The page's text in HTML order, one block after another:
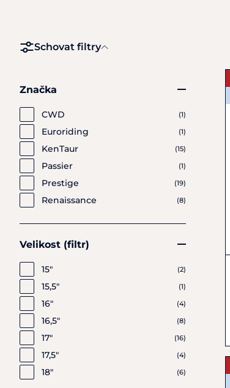
Schovat filtry
Značka
CWD (1)
Euroriding (1)
KenTaur (15)
Passier (1)
Prestige (19)
Renaissance (8)
Velikost (filtr)
15" (2)
15,5" (1)
16" (4)
16,5" (8)
17" (16)
17,5" (4)
18" (6)